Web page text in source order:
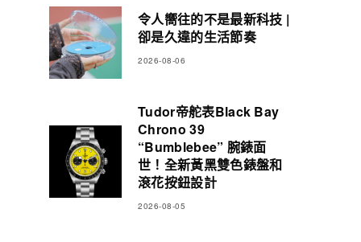
令人嚮往的不是最新科技 |
卻是久違的生活節奏
2026-08-06
Tudor帝舵表Black Bay
Chrono 39
“Bumblebee” 腕錶面
世！全新黃黑雙色錶盤和
滾花按鈕設計
2026-08-05